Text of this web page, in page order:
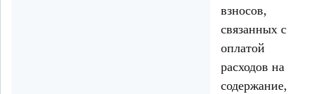
взносов,
связанных с
оплатой
расходов на
содержание,